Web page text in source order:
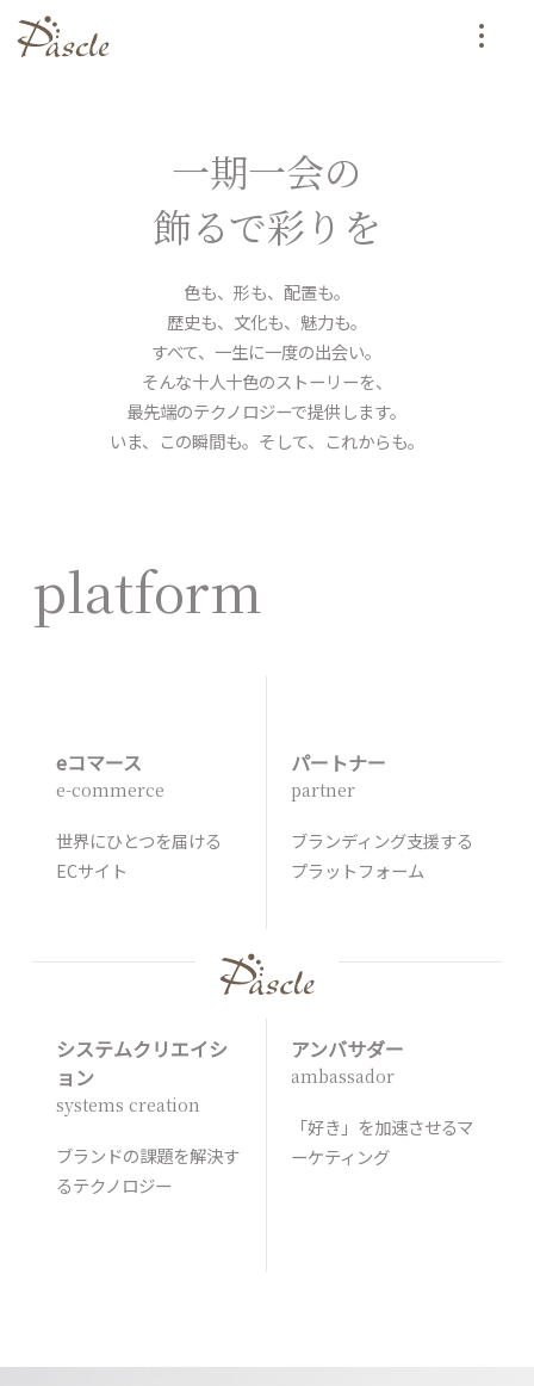
コンテンツ
systems creation
システムクリエイション
ambassador
アンバサダー
一期一会の
飾るで彩りを
色も、形も、配置も。
歴史も、文化も、魅力も。
すべて、一生に一度の出会い。
そんな十人十色のストーリーを、
最先端のテクノロジーで提供します。
いま、この瞬間も。そして、これからも。
platform
eコマース
e-commerce
世界にひとつを届ける
ECサイト
パートナー
partner
ブランディング支援する
プラットフォーム
システムクリエイシ
ョン
systems creation
ブランドの課題を解決す
るテクノロジー
アンバサダー
ambassador
「好き」を加速させるマ
ーケティング